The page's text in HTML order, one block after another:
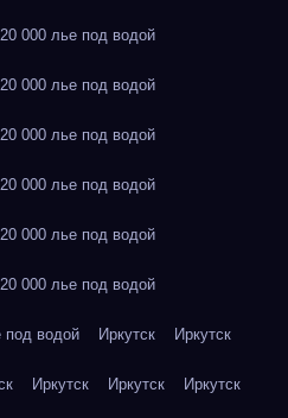
000 лье под водой
000 лье под водой
000 лье под водой
000 лье под водой
000 лье под водой
000 лье под водой
водой Иркутск Иркутск
Иркутск Иркутск Иркутск